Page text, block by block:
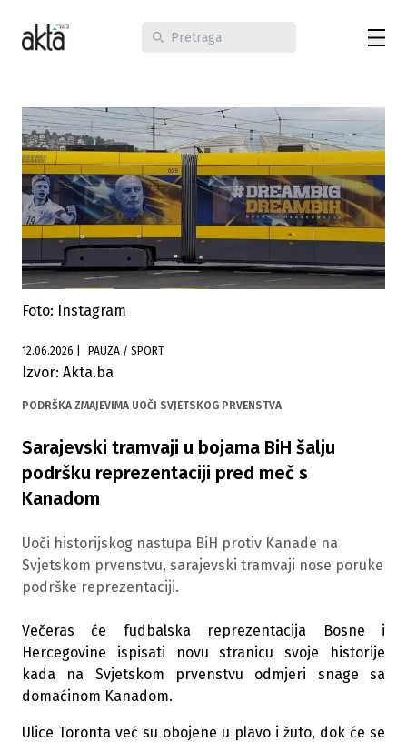
Foto: Instagram
12.06.2026 PAUZA / SPORT
Izvor: Akta.ba
PODRŠKA ZMAJEVIMA UOČI SVJETSKOG PRVENSTVA
Sarajevski tramvaji u bojama BiH šalju
podršku reprezentaciji pred meč s
Kanadom
Uoči historijskog nastupa BiH protiv Kanade na
Svjetskom prvenstvu, sarajevski tramvaji nose poruke
podrške reprezentaciji.
Večeras će fudbalska reprezentacija Bosne i
Hercegovine ispisati novu stranicu svoje historije
kada na Svjetskom prvenstvu odmjeri snage sa
domaćinom Kanadom.
Ulice Toronta već su obojene u plavo i žuto, dok će se